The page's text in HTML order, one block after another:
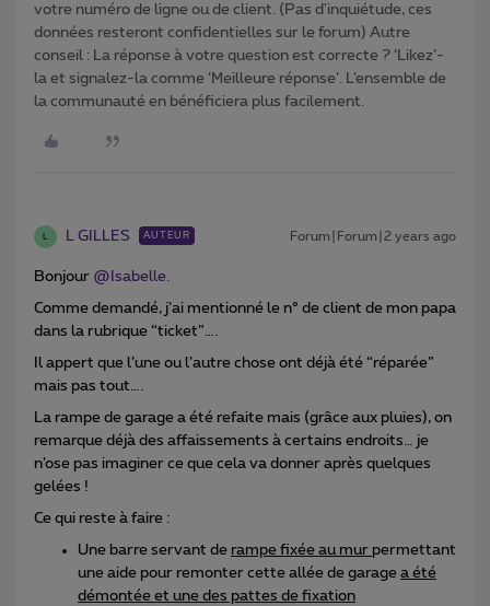
votre numéro de ligne ou de client. (Pas d'inquiétude, ces
données resteront confidentielles sur le forum) Autre
conseil : La réponse à votre question est correcte ? ‘Likez’-
la et signalez-la comme ‘Meilleure réponse’. L’ensemble de
la communauté en bénéficiera plus facilement.
L GILLES AUTEUR Forum|Forum|2 years ago
Bonjour @Isabelle.
Comme demandé, j’ai mentionné le n° de client de mon papa
dans la rubrique “ticket”….
Il appert que l’une ou l’autre chose ont déjà été “réparée”
mais pas tout….
La rampe de garage a été refaite mais (grâce aux pluies), on
remarque déjà des affaissements à certains endroits… je
n’ose pas imaginer ce que cela va donner après quelques
gelées !
Ce qui reste à faire :
Une barre servant de rampe fixée au mur permettant
une aide pour remonter cette allée de garage a été
démontée et une des pattes de fixation